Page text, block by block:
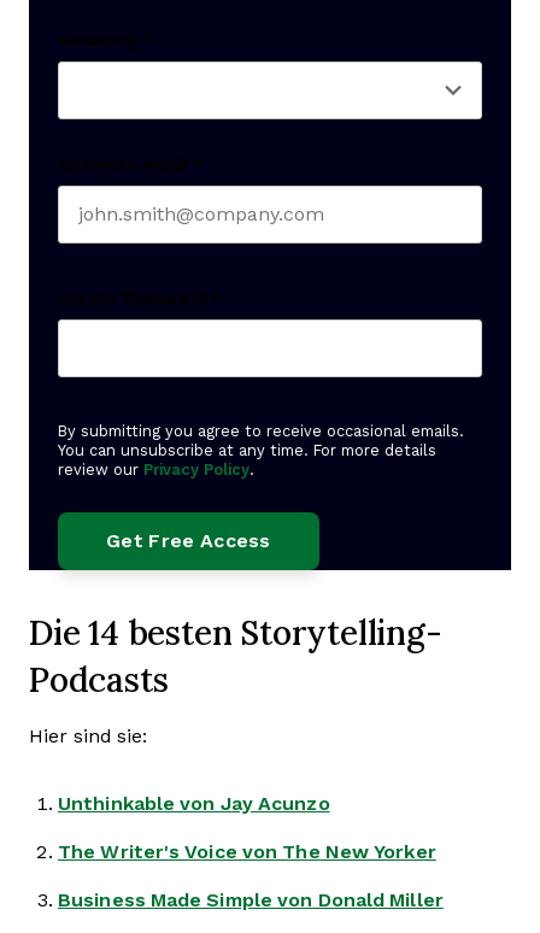
Seniority *
Business email *
Create Password *
By submitting you agree to receive occasional emails.
You can unsubscribe at any time. For more details
review our Privacy Policy.
Die 14 besten Storytelling-
Podcasts
Hier sind sie:
Unthinkable von Jay Acunzo
The Writer's Voice von The New Yorker
Business Made Simple von Donald Miller